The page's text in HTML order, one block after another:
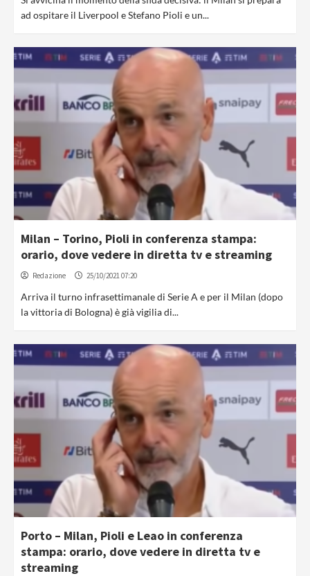
ad ospitare il Liverpool e Stefano Pioli e un...
Milan – Torino, Pioli in conferenza stampa:
orario, dove vedere in diretta tv e streaming
Redazione 25/10/2021 07:20
Arriva il turno infrasettimanale di Serie A e per il Milan (dopo
la vittoria di Bologna) è già vigilia di...
Porto – Milan, Pioli e Leao in conferenza
stampa: orario, dove vedere in diretta tv e
streaming